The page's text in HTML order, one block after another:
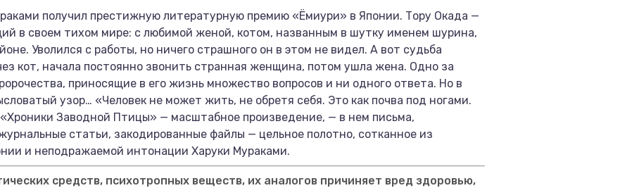
получил престижную литературную премию «Ёмиури» в Японии. Тору Окада —
в своем тихом мире: с любимой женой, котом, названным в шутку именем шурина,
Уволился с работы, но ничего страшного он в этом не видел. А вот судьба
кот, начала постоянно звонить странная женщина, потом ушла жена. Одно за
приносящие в его жизнь множество вопросов и ни одного ответа. Но в
узор… «Человек не может жить, не обретя себя. Это как почва под ногами.
Заводной Птицы» — масштабное произведение, — в нем письма,
статьи, закодированные файлы — цельное полотно, сотканное из
и неподражаемой интонации Харуки Мураками.
средств, психотропных веществ, их аналогов причиняет вред здоровью,